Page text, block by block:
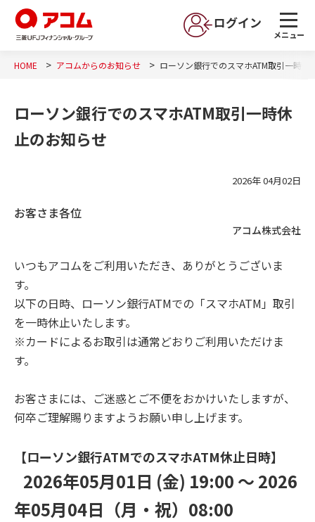
ログイン
メニュー
HOME アコムからのお知らせ ローソン銀行でのスマホATM取引一時休
ローソン銀行でのスマホATM取引一時休
止のお知らせ
2026年 04月02日
お客さま各位
アコム株式会社
いつもアコムをご利用いただき、ありがとうございま
す。
以下の日時、ローソン銀行ATMでの「スマホATM」取引
を一時休止いたします。
※カードによるお取引は通常どおりご利用いただけま
す。
お客さまには、ご迷惑とご不便をおかけいたしますが、
何卒ご理解賜りますようお願い申し上げます。
【ローソン銀行ATMでのスマホATM休止日時】
2026年05月01日 (金) 19:00 ～ 2026
年05月04日（月・祝）08:00